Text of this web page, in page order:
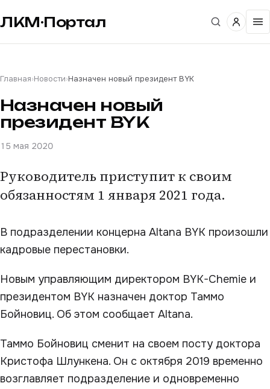
ЛКМ·Портал
Главная›Новости›Назначен новый президент BYK
Назначен новый
президент BYK
15 мая 2020
Руководитель приступит к своим
обязанностям 1 января 2021 года.
В подразделении концерна Altana BYK произошли
кадровые перестановки.
Новым управляющим директором BYK-Chemie и
президентом BYK назначен доктор Таммо
Бойновиц. Об этом сообщает Altana.
Таммо Бойновиц сменит на своем посту доктора
Кристофа Шлункена. Он с октября 2019 временно
возглавляет подразделение и одновременно